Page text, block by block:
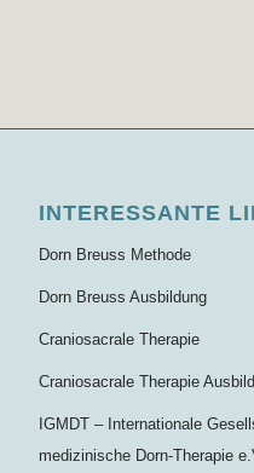
INTERESSANTE
Dorn Breuss Methode
Dorn Breuss Ausbildung
Craniosacrale Therapie
Craniosacrale Therapie
IGMDT – Internationale
medizinische Dorn-Therapie